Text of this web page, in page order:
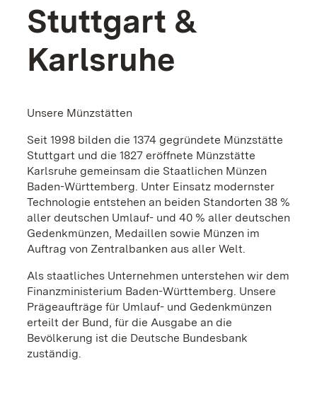
Stuttgart &
Karlsruhe
Unsere Münzstätten
Seit 1998 bilden die 1374 gegründete Münzstätte
Stuttgart und die 1827 eröffnete Münzstätte
Karlsruhe gemeinsam die Staatlichen Münzen
Baden-Württemberg. Unter Einsatz modernster
Technologie entstehen an beiden Standorten 38 %
aller deutschen Umlauf- und 40 % aller deutschen
Gedenkmünzen, Medaillen sowie Münzen im
Auftrag von Zentralbanken aus aller Welt.
Als staatliches Unternehmen unterstehen wir dem
Finanzministerium Baden-Württemberg. Unsere
Prägeaufträge für Umlauf- und Gedenkmünzen
erteilt der Bund, für die Ausgabe an die
Bevölkerung ist die Deutsche Bundesbank
zuständig.